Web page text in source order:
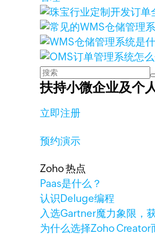
扶持小微企业及个
立即注册
预约演示
Zoho 热点
Paas是什么？
认识Deluge编程
入选Gartner魔力象限，
为什么选择Zoho Creator